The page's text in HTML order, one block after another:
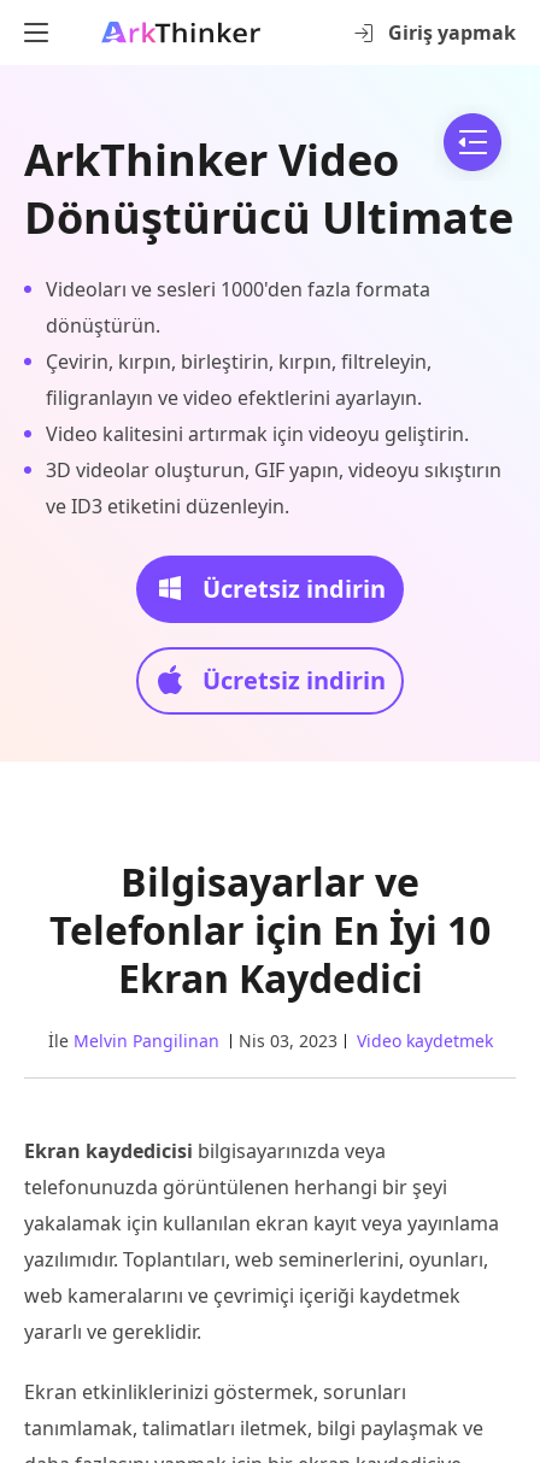
Giriş yapmak
ArkThinker Video
Dönüştürücü Ultimate
Videoları ve sesleri 1000'den fazla formata
dönüştürün.
Çevirin, kırpın, birleştirin, kırpın, filtreleyin,
filigranlayın ve video efektlerini ayarlayın.
Video kalitesini artırmak için videoyu geliştirin.
3D videolar oluşturun, GIF yapın, videoyu sıkıştırın
ve ID3 etiketini düzenleyin.
Ücretsiz indirin
Ücretsiz indirin
Bilgisayarlar ve
Telefonlar için En İyi 10
Ekran Kaydedici
İle Melvin Pangilinan Nis 03, 2023 Video kaydetmek
Ekran kaydedicisi bilgisayarınızda veya
telefonunuzda görüntülenen herhangi bir şeyi
yakalamak için kullanılan ekran kayıt veya yayınlama
yazılımıdır. Toplantıları, web seminerlerini, oyunları,
web kameralarını ve çevrimiçi içeriği kaydetmek
yararlı ve gereklidir.
Ekran etkinliklerinizi göstermek, sorunları
tanımlamak, talimatları iletmek, bilgi paylaşmak ve